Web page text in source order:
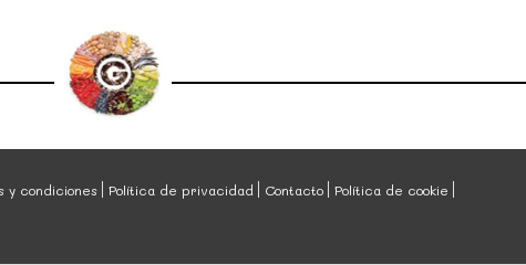
y condiciones Política de privacidad Contacto
Política de cookie